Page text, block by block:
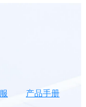
产品手册